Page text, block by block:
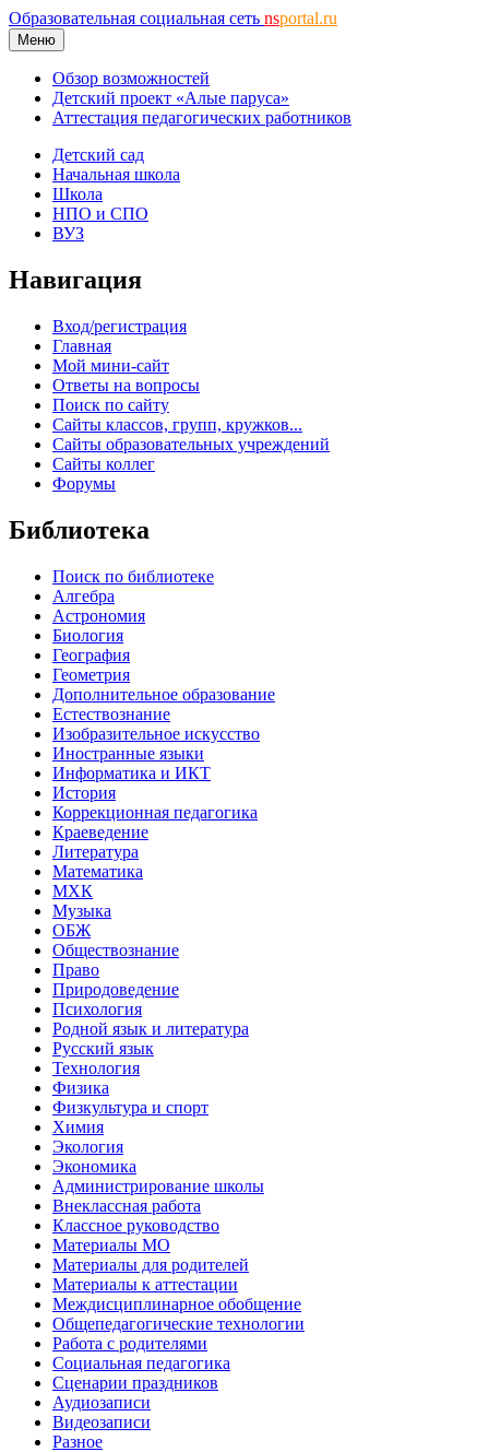
Образовательная социальная сеть nsportal.ru
Меню
Обзор возможностей
Детский проект «Алые паруса»
Аттестация педагогических работников
Детский сад
Начальная школа
Школа
НПО и СПО
ВУЗ
Навигация
Вход/регистрация
Главная
Мой мини-сайт
Ответы на вопросы
Поиск по сайту
Сайты классов, групп, кружков...
Сайты образовательных учреждений
Сайты коллег
Форумы
Библиотека
Поиск по библиотеке
Алгебра
Астрономия
Биология
География
Геометрия
Дополнительное образование
Естествознание
Изобразительное искусство
Иностранные языки
Информатика и ИКТ
История
Коррекционная педагогика
Краеведение
Литература
Математика
МХК
Музыка
ОБЖ
Обществознание
Право
Природоведение
Психология
Родной язык и литература
Русский язык
Технология
Физика
Физкультура и спорт
Химия
Экология
Экономика
Администрирование школы
Внеклассная работа
Классное руководство
Материалы МО
Материалы для родителей
Материалы к аттестации
Междисциплинарное обобщение
Общепедагогические технологии
Работа с родителями
Социальная педагогика
Сценарии праздников
Аудиозаписи
Видеозаписи
Разное